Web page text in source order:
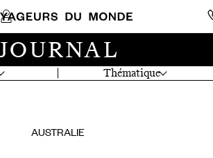
Thématique
AUSTRALIE